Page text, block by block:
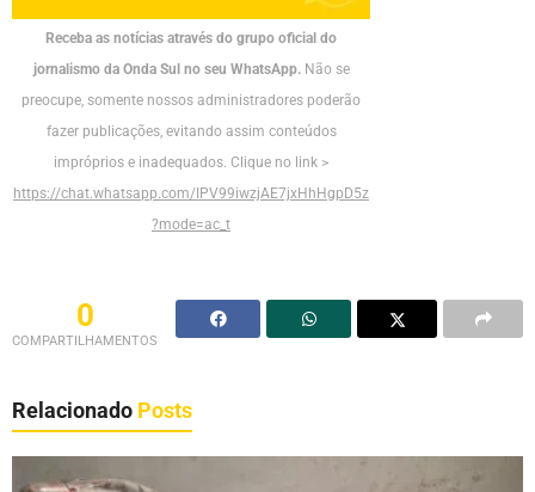
Receba as notícias através do grupo oficial do
jornalismo da Onda Sul no seu WhatsApp.Não se
preocupe, somente nossos administradores poderão
fazer publicações, evitando assim conteúdos
impróprios e inadequados. Clique no link >
https://chat.whatsapp.com/IPV99iwzjAE7jxHhHgpD5z
?mode=ac_t
0
COMPARTILHAMENTOS
Relacionado Posts